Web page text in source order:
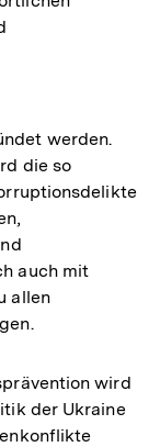
werden.
die so
auch mit
allen
wird
der Ukraine